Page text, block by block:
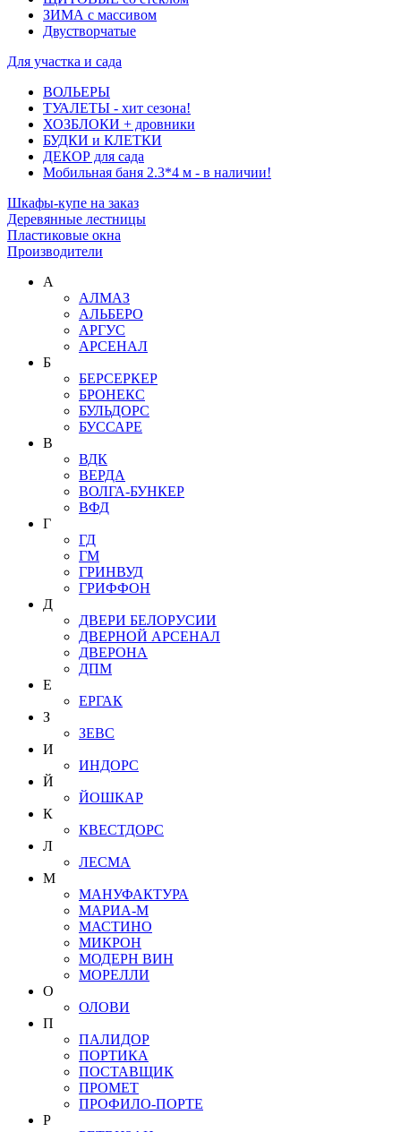
ЗИМА с массивом
Двустворчатые
Для участка и сада
ВОЛЬЕРЫ
ТУАЛЕТЫ - хит сезона!
ХОЗБЛОКИ + дровники
БУДКИ и КЛЕТКИ
ДЕКОР для сада
Мобильная баня 2.3*4 м - в наличии!
Шкафы-купе на заказ
Деревянные лестницы
Пластиковые окна
Производители
А
АЛМАЗ
АЛЬБЕРО
АРГУС
АРСЕНАЛ
Б
БЕРСЕРКЕР
БРОНЕКС
БУЛЬДОРС
БУССАРЕ
В
ВДК
ВЕРДА
ВОЛГА-БУНКЕР
ВФД
Г
ГД
ГМ
ГРИНВУД
ГРИФФОН
Д
ДВЕРИ БЕЛОРУСИИ
ДВЕРНОЙ АРСЕНАЛ
ДВЕРОНА
ДПМ
Е
ЕРГАК
З
ЗЕВС
И
ИНДОРС
Й
ЙОШКАР
К
КВЕСТДОРС
Л
ЛЕСМА
М
МАНУФАКТУРА
МАРИА-М
МАСТИНО
МИКРОН
МОДЕРН ВИН
МОРЕЛЛИ
О
ОЛОВИ
П
ПАЛИДОР
ПОРТИКА
ПОСТАВЩИК
ПРОМЕТ
ПРОФИЛО-ПОРТЕ
Р